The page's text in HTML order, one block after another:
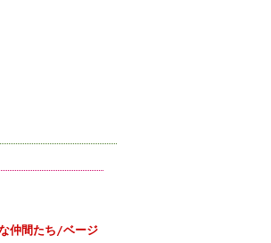
仲間たち/ベージ